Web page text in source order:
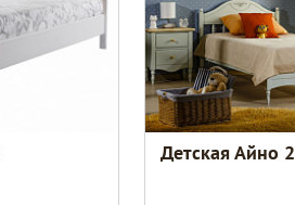
Детская Айно 2